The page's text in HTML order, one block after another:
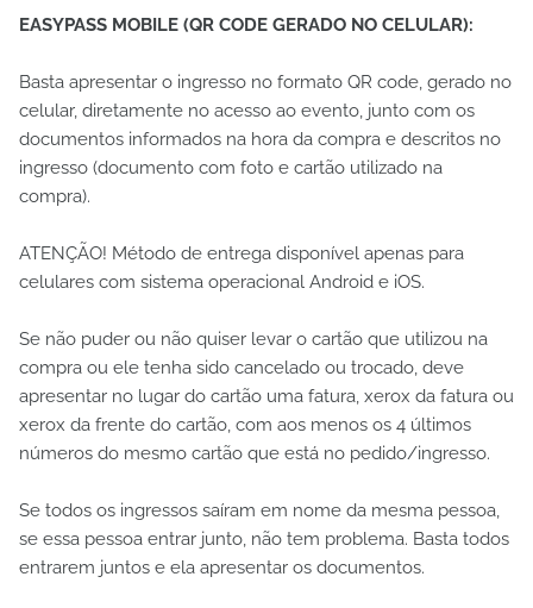
EASYPASS MOBILE (QR CODE GERADO NO CELULAR):
Basta apresentar o ingresso no formato QR code, gerado no
celular, diretamente no acesso ao evento, junto com os
documentos informados na hora da compra e descritos no
ingresso (documento com foto e cartão utilizado na
compra).
ATENÇÃO! Método de entrega disponível apenas para
celulares com sistema operacional Android e iOS.
Se não puder ou não quiser levar o cartão que utilizou na
compra ou ele tenha sido cancelado ou trocado, deve
apresentar no lugar do cartão uma fatura, xerox da fatura ou
xerox da frente do cartão, com aos menos os 4 últimos
números do mesmo cartão que está no pedido/ingresso.
Se todos os ingressos saíram em nome da mesma pessoa,
se essa pessoa entrar junto, não tem problema. Basta todos
entrarem juntos e ela apresentar os documentos.